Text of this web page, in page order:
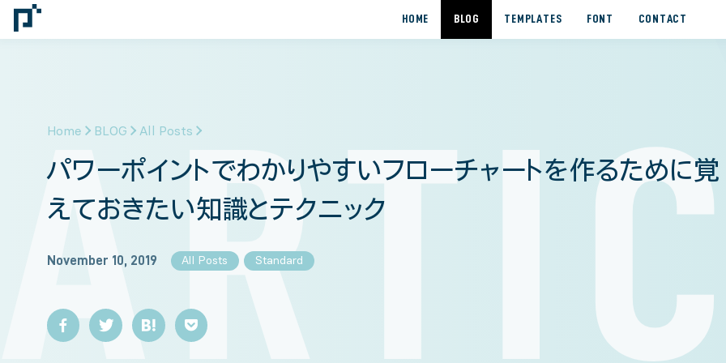
HOME BLOG TEMPLATES FONT CONTACT
Home BLOG All Posts
パワーポイントでわかりやすいフローチャートを作るために覚
えておきたい知識とテクニック
November 10, 2019 All Posts Standard